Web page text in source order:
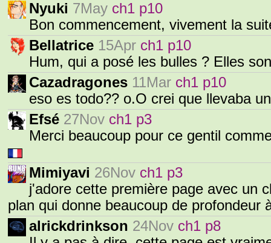
Nyuki 7May ch1 p10
Bon commencement, vivement la
Bellatrice 15Apr ch1 p10
Hum, qui a posé les bulles ? Elles
Cazadragones 11Mar ch1 p10
eso es todo?? o.O crei que llevaba
Efsé 27Nov ch1 p3
Merci beaucoup pour ce gentil
Mimiyavi 26Nov ch1 p3
j'adore cette première page avec un
plan qui donne beaucoup de profondeur
alrickdrinkson 24Nov ch1 p8